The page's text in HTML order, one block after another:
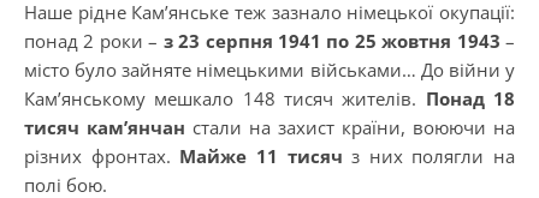
Наше рідне Кам’янське теж зазнало німецької окупації:
понад 2 роки – з 23 серпня 1941 по 25 жовтня 1943 –
місто було зайняте німецькими військами… До війни у
Кам’янському мешкало 148 тисяч жителів. Понад 18
тисяч кам’янчан стали на захист країни, воюючи на
різних фронтах. Майже 11 тисяч з них полягли на
полі бою.